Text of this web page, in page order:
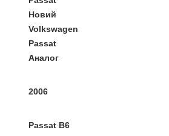
Новий
Volkswagen
Passat
Аналог
2006
Passat B6